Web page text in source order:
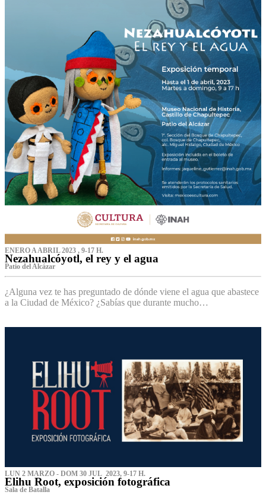
ENERO A ABRIL 2023 , 9-17 H.
Nezahualcóyotl, el rey y el agua
Patio del Alcázar
¿Alguna vez te has preguntado de dónde viene el agua que abastece
a la Ciudad de México? ¿Sabías que durante mucho…
LUN 2 MARZO - DOM 30 JUL 2023, 9-17 H.
Elihu Root, exposición fotográfica
Sala de Batalla